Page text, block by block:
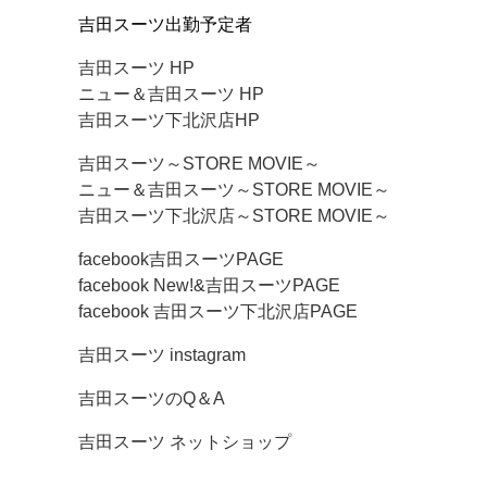
吉田スーツ出勤予定者
吉田スーツ HP
ニュー＆吉田スーツ HP
吉田スーツ下北沢店HP
吉田スーツ～STORE MOVIE～
ニュー＆吉田スーツ～STORE MOVIE～
吉田スーツ下北沢店～STORE MOVIE～
facebook吉田スーツPAGE
facebook New!&吉田スーツPAGE
facebook 吉田スーツ下北沢店PAGE
吉田スーツ instagram
吉田スーツのQ＆A
吉田スーツ ネットショップ